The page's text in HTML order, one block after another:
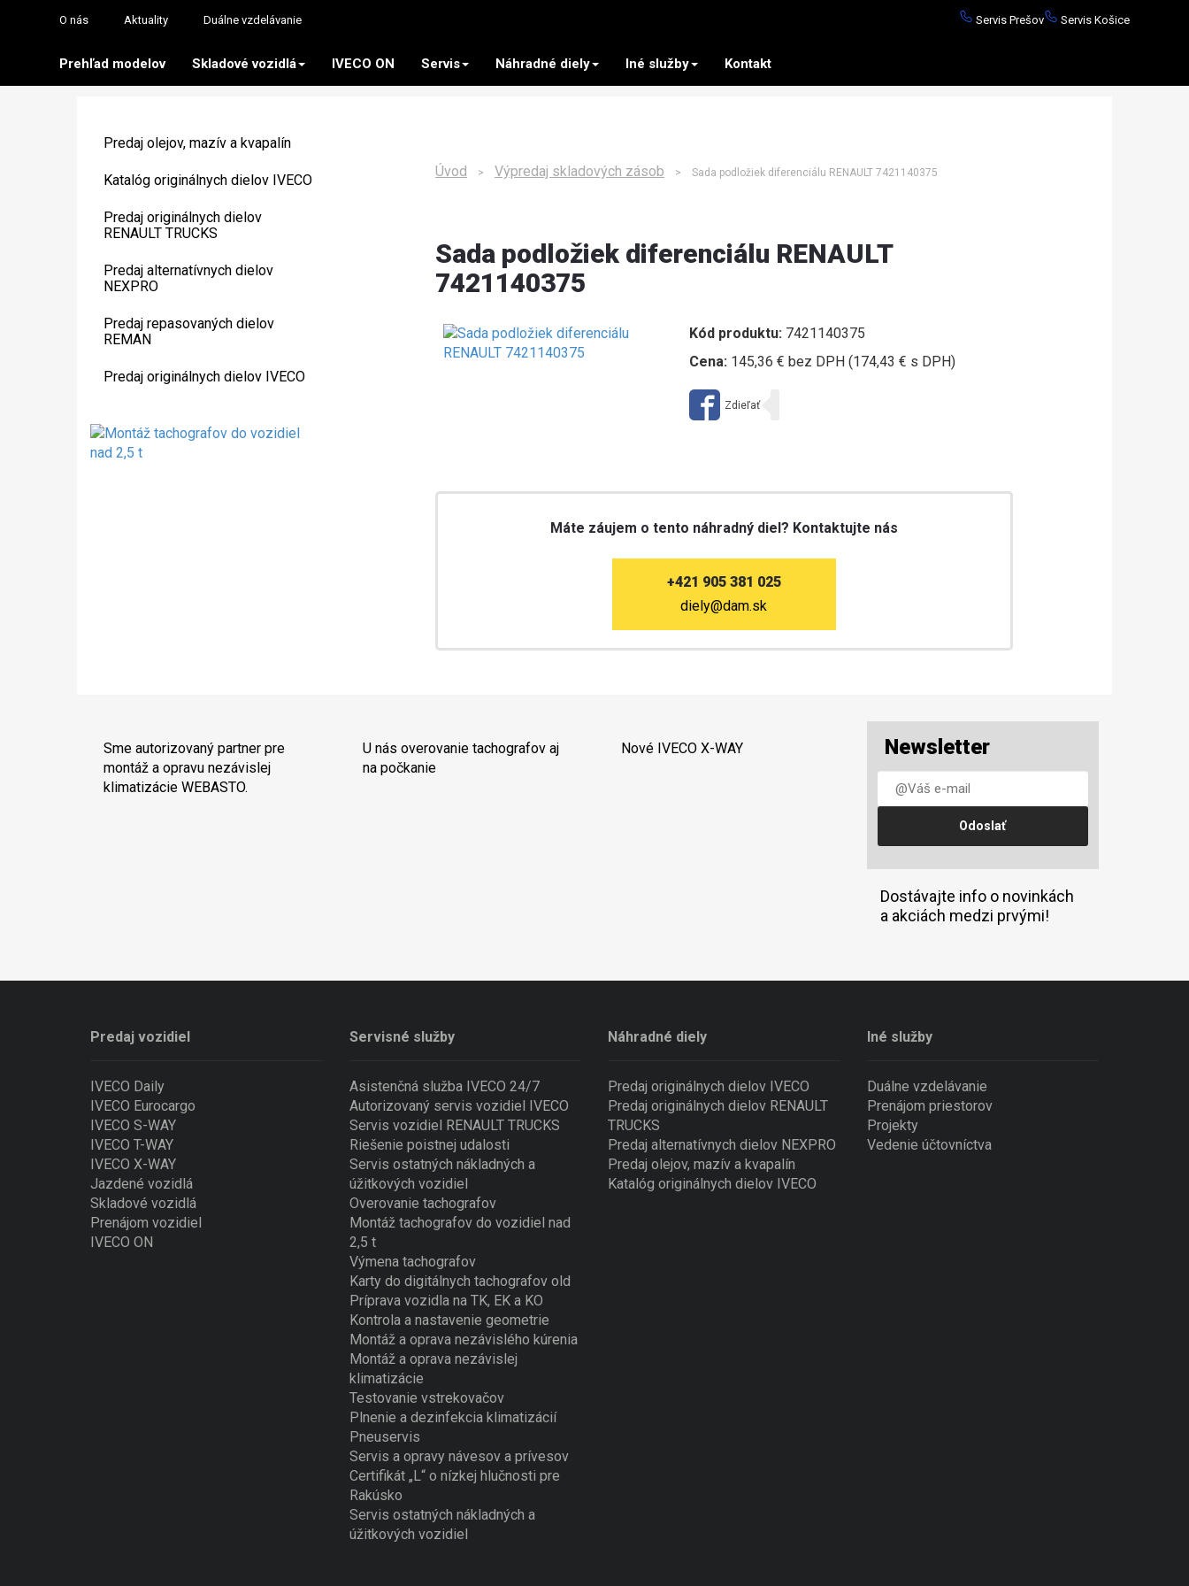
O nás Aktuality Duálne vzdelávanie Servis Prešov Servis Košice
Prehľad modelov Skladové vozidlá IVECO ON Servis Náhradné diely Iné služby Kontakt
Predaj olejov, mazív a kvapalín
Katalóg originálnych dielov IVECO
Predaj originálnych dielov
RENAULT TRUCKS
Predaj alternatívnych dielov
NEXPRO
Predaj repasovaných dielov
REMAN
Predaj originálnych dielov IVECO
Úvod > Výpredaj skladových zásob > Sada podložiek diferenciálu RENAULT 7421140375
Sada podložiek diferenciálu RENAULT
7421140375
Kód produktu:7421140375
Cena:145,36 € bez DPH (174,43 € s DPH)
Máte záujem o tento náhradný diel? Kontaktujte nás
+421 905 381 025
diely@dam.sk
Sme autorizovaný partner pre
montáž a opravu nezávislej
klimatizácie WEBASTO.
U nás overovanie tachografov aj
na počkanie
Nové IVECO X-WAY Newsletter
Dostávajte info o novinkách
a akciách medzi prvými!
Predaj vozidiel
IVECO Daily
IVECO Eurocargo
IVECO S-WAY
IVECO T-WAY
IVECO X-WAY
Jazdené vozidlá
Skladové vozidlá
Prenájom vozidiel
IVECO ON
Servisné služby
Asistenčná služba IVECO 24/7
Autorizovaný servis vozidiel IVECO
Servis vozidiel RENAULT TRUCKS
Riešenie poistnej udalosti
Servis ostatných nákladných a
úžitkových vozidiel
Overovanie tachografov
Montáž tachografov do vozidiel nad
2,5 t
Výmena tachografov
Karty do digitálnych tachografov old
Príprava vozidla na TK, EK a KO
Kontrola a nastavenie geometrie
Montáž a oprava nezávislého kúrenia
Montáž a oprava nezávislej
klimatizácie
Testovanie vstrekovačov
Plnenie a dezinfekcia klimatizácií
Pneuservis
Servis a opravy návesov a prívesov
Certifikát „L“ o nízkej hlučnosti pre
Rakúsko
Servis ostatných nákladných a
úžitkových vozidiel
Náhradné diely
Predaj originálnych dielov IVECO
Predaj originálnych dielov RENAULT
TRUCKS
Predaj alternatívnych dielov NEXPRO
Predaj olejov, mazív a kvapalín
Katalóg originálnych dielov IVECO
Iné služby
Duálne vzdelávanie
Prenájom priestorov
Projekty
Vedenie účtovníctva